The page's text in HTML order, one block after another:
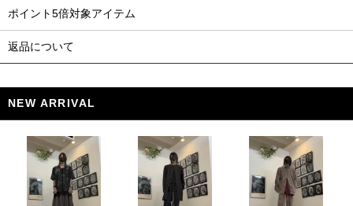
ポイント5倍対象アイテム
返品について
NEW ARRIVAL